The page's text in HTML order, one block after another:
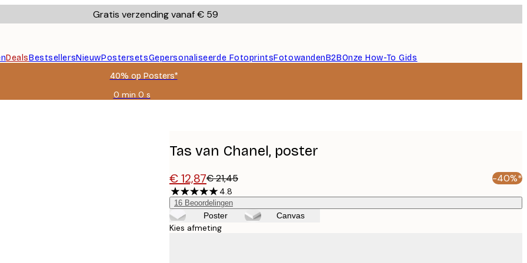
Gratis verzending vanaf € 59
DealsBestsellersNieuwPostersetsGepersonaliseerde FotoprintsFotowandenB2BOnze How-To Gids
40% op Posters*
0 min 0 s
Geldig
Tas van Chanel, poster
€ 12,87€ 21,45 -40%*
4.8
16 Beoordelingen
Poster Canvas
Kies afmeting